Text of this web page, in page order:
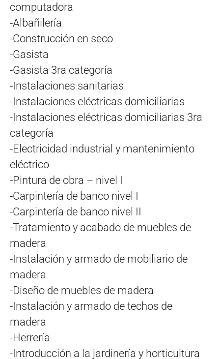
computadora
-Albañilería
-Construcción en seco
-Gasista
-Gasista 3ra categoría
-Instalaciones sanitarias
-Instalaciones eléctricas domiciliarias
-Instalaciones eléctricas domiciliarias 3ra
categoría
-Electricidad industrial y mantenimiento
eléctrico
-Pintura de obra – nivel I
-Carpintería de banco nivel I
-Carpintería de banco nivel II
-Tratamiento y acabado de muebles de
madera
-Instalación y armado de mobiliario de
madera
-Diseño de muebles de madera
-Instalación y armado de techos de
madera
-Herrería
-Introducción a la jardinería y horticultura